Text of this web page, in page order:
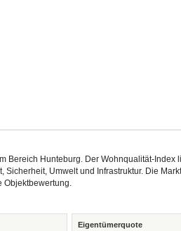
Bereich Hunteburg. Der Wohnqualität-
Sicherheit, Umwelt und Infrastruktur. Die
Objektbewertung.
Eigentümerquote